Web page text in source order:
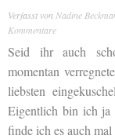
Verfasst von Nadine
Kommentare
Seid ihr auch
momentan
liebsten
Eigentlich bin ich ja
finde ich es auch